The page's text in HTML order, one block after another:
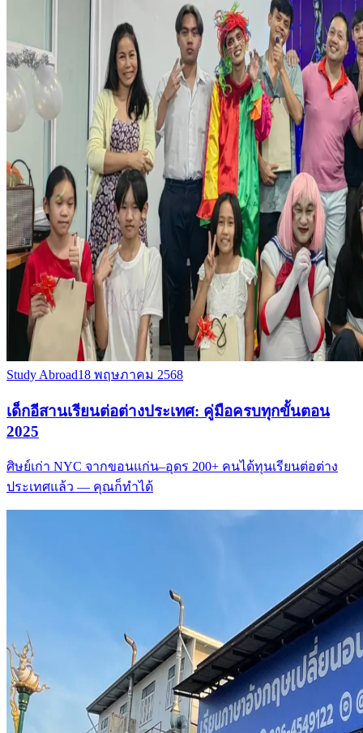
Study Abroad18 พฤษภาคม 2568
เด็กอีสานเรียนต่อต่างประเทศ: คู่มือครบทุกขั้นตอน
2025
ศิษย์เก่า NYC จากขอนแก่น–อุดร 200+ คนได้ทุนเรียนต่อต่าง
ประเทศแล้ว — คุณก็ทำได้